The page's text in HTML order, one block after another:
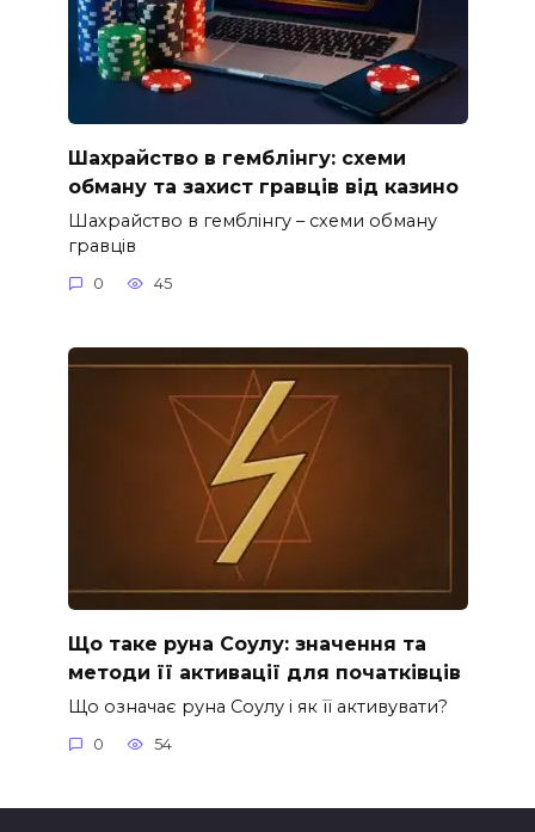
Шахрайство в гемблінгу: схеми
обману та захист гравців від казино
Шахрайство в гемблінгу – схеми обману
гравців
0 45
Що таке руна Соулу: значення та
методи її активації для початківців
Що означає руна Соулу і як її активувати?
0 54